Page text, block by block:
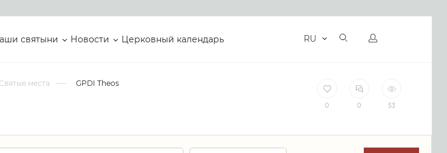
святыни Новости Церковный календарь RU
Святые места GPDI Theos
0 0 53